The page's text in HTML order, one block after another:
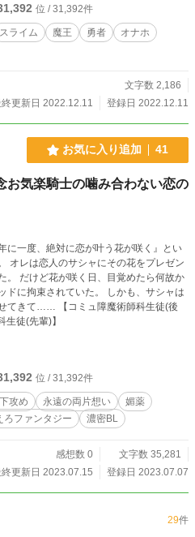
位 / 31,392件
スライム 魔王 勇者
オナホ
文字数 2,186
更新日 2022.12.11
登録日 2022.12.11
お気に入り追加 41
お気楽騎士の噛み合わない恋の
に一度、絶対に恋が叶う花が咲く』とい
オレは恋人のサシャにその花をプレゼン
。 だけど花が咲く日、目覚めたら何故か
ドに拘束されていた。 しかも、サシャは
ュ障魔術師科生徒(後
生徒(先輩)】
位 / 31,392件
攻め 永遠の両片想い
媚薬
ろファンタジー 濃密BL
感想数 0
文字数 35,281
更新日 2023.07.15
登録日 2023.07.07
29件